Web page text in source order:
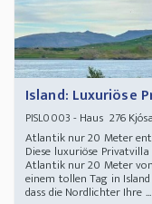
Island: Luxuriöse
PISL0003 - Haus 276
Atlantik nur 20 Meter
Diese luxuriöse
Atlantik nur 20 Meter
einem tollen Tag in
dass die Nordlichter Ihre ...